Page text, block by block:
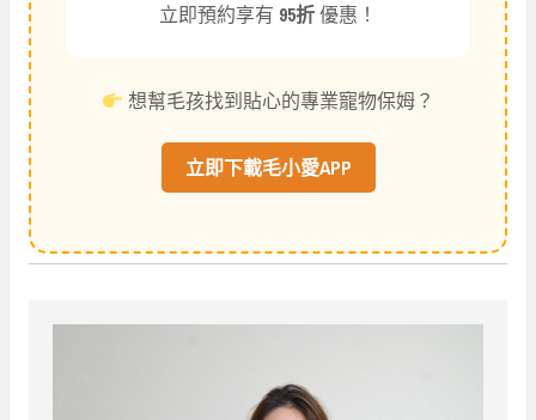
立即預約享有 95折優惠！
想幫毛孩找到貼心的專業寵物保姆？
立即下載毛小愛APP